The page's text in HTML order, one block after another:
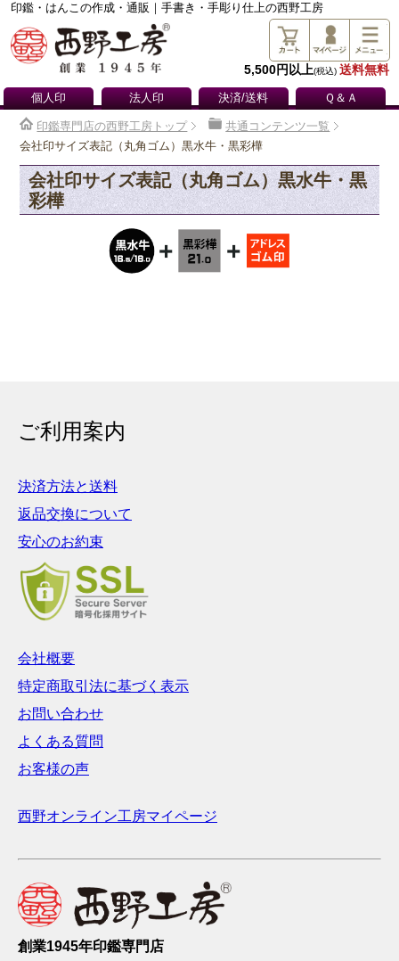
印鑑・はんこの作成・通販｜手書き・手彫り仕上の西野工房
5,500円以上(税込) 送料無料
個人印 法人印 決済/送料 Ｑ＆Ａ
印鑑専門店の西野工房トップ
共通コンテンツ一覧
会社印サイズ表記（丸角ゴム）黒水牛・黒彩樺
会社印サイズ表記（丸角ゴム）黒水牛・黒
彩樺
ご利用案内
決済方法と送料
返品交換について
安心のお約束
会社概要
特定商取引法に基づく表示
お問い合わせ
よくある質問
お客様の声
西野オンライン工房マイページ
創業1945年印鑑専門店